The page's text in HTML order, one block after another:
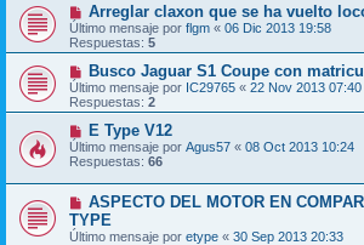
Arreglar claxon que se ha vuelto
Último mensaje por flgm « 06 Dic 2013 19:58
Respuestas: 5
Busco Jaguar S1 Coupe con
Último mensaje por IC29765 « 22 Nov 2013 07:40
Respuestas: 2
E Type V12
Último mensaje por Agus57 « 08 Oct 2013 10:24
Respuestas: 66
ASPECTO DEL MOTOR EN
TYPE
Último mensaje por etype « 30 Sep 2013 20:33